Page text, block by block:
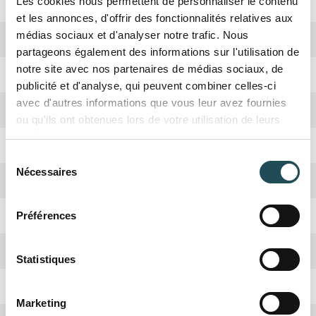
et les annonces, d'offrir des fonctionnalités relatives aux
médias sociaux et d'analyser notre trafic. Nous
partageons également des informations sur l'utilisation de
notre site avec nos partenaires de médias sociaux, de
publicité et d'analyse, qui peuvent combiner celles-ci
avec d'autres informations que vous leur avez fournies
ou qu'ils ont obtenues lors de votre utilisation de leurs
services.
Nécessaires
Préférences
Statistiques
Marketing
Absorbation CO2 Haute
Hauteur adulte 8-12 mètres
Taillage Fin été jusqu'à Noël
Arbre nourricier Papillons
Fruits Chatons
Couleur de fleur Jaune-Vert
Floraison Avril
Jaune
Nom du produit
Quantité désirée*
Nom du produit
Quantité désirée*